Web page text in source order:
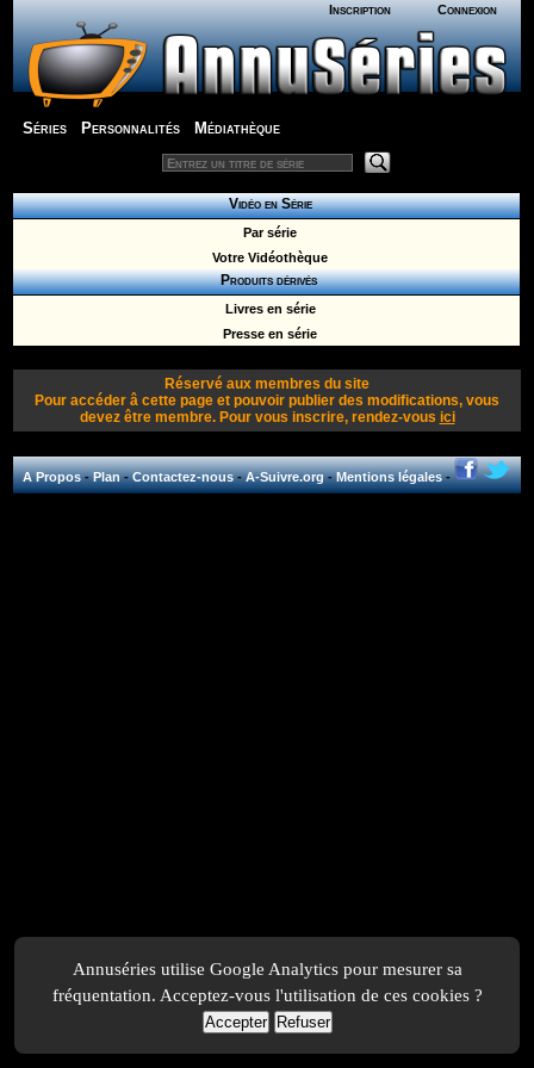
Inscription Connexion
Séries Personnalités Médiathèque
Vidéo en Série
Par série
Votre Vidéothèque
Produits dérivés
Livres en série
Presse en série
Réservé aux membres du site
Pour accéder â cette page et pouvoir publier des modifications, vous
devez être membre. Pour vous inscrire, rendez-vous ici
A Propos-Plan-Contactez-nous-A-Suivre.org-Mentions légales-
Annuséries utilise Google Analytics pour mesurer sa
fréquentation. Acceptez-vous l'utilisation de ces cookies ?
Accepter Refuser